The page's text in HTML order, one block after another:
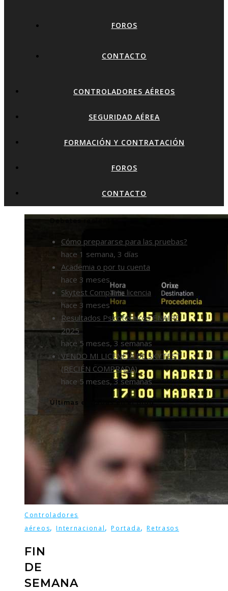
FOROS
CONTACTO
CONTROLADORES AÉREOS
SEGURIDAD AÉREA
FORMACIÓN Y CONTRATACIÓN
FOROS
CONTACTO
Controladores
aéreos,Internacional,Portada,Retrasos
FIN
DE
SEMANA
Debates recientes
Cómo prepararse para las pruebas?
hace 1 semana, 3 días
Academia o por tu cuenta
hace 3 meses
Skytest Compartir licencia
hace 3 meses
Resultados Psicotécnicos ENAIRE
2025
hace 5 meses, 3 semanas
VENDO MI LICENCIA DE SKYTEST
(RECIÉN COMPRADA)
hace 5 meses, 3 semanas
Últimas entradas en el Blog